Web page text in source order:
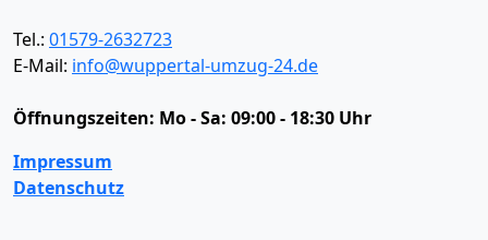
Tel.: 01579-2632723
E-Mail: info@wuppertal-umzug-24.de
Öffnungszeiten: Mo - Sa: 09:00 - 18:30 Uhr
Impressum
Datenschutz